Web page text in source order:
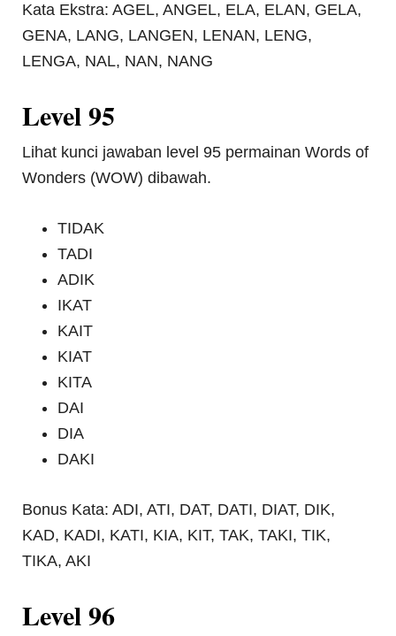
Kata Ekstra: AGEL, ANGEL, ELA, ELAN, GELA,
GENA, LANG, LANGEN, LENAN, LENG,
LENGA, NAL, NAN, NANG
Level 95
Lihat kunci jawaban level 95 permainan Words of
Wonders (WOW) dibawah.
TIDAK
TADI
ADIK
IKAT
KAIT
KIAT
KITA
DAI
DIA
DAKI
Bonus Kata: ADI, ATI, DAT, DATI, DIAT, DIK,
KAD, KADI, KATI, KIA, KIT, TAK, TAKI, TIK,
TIKA, AKI
Level 96